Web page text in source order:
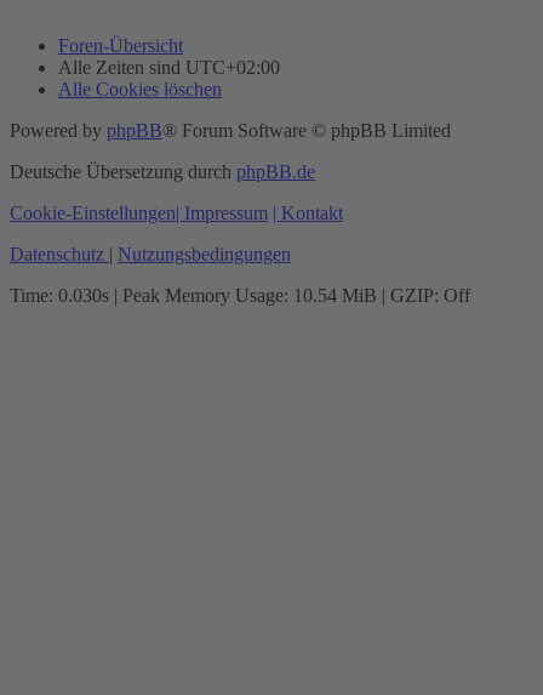
Foren-Übersicht
Alle Zeiten sind UTC+02:00
Alle Cookies löschen
Powered by phpBB® Forum Software © phpBB Limited
Deutsche Übersetzung durch phpBB.de
Cookie-Einstellungen| Impressum | Kontakt
Datenschutz | Nutzungsbedingungen
Time: 0.030s | Peak Memory Usage: 10.54 MiB | GZIP: Off